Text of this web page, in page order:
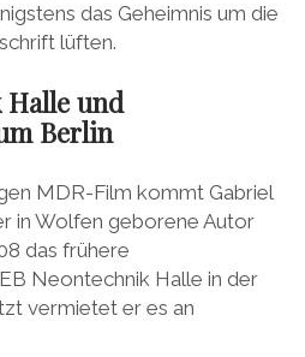
das Geheimnis um die
lüften.
Halle und
Berlin
MDR-Film kommt Gabriel
in Wolfen geborene Autor
das frühere
Neontechnik Halle in der
vermietet er es an